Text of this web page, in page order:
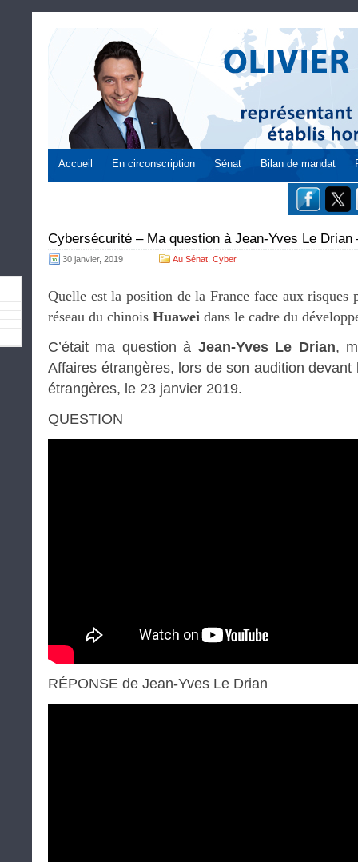
Accueil En circonscription Sénat Bilan de mandat
Cybersécurité – Ma question à Jean-Yves Le
30 janvier, 2019 Au Sénat Cyber
Quelle est la position de la France face aux risques
réseau du chinois Huawei dans le cadre du
C’était ma question à Jean-Yves Le Drian,
Affaires étrangères, lors de son audition
étrangères, le 23 janvier 2019.
QUESTION
RÉPONSE de Jean-Yves Le Drian